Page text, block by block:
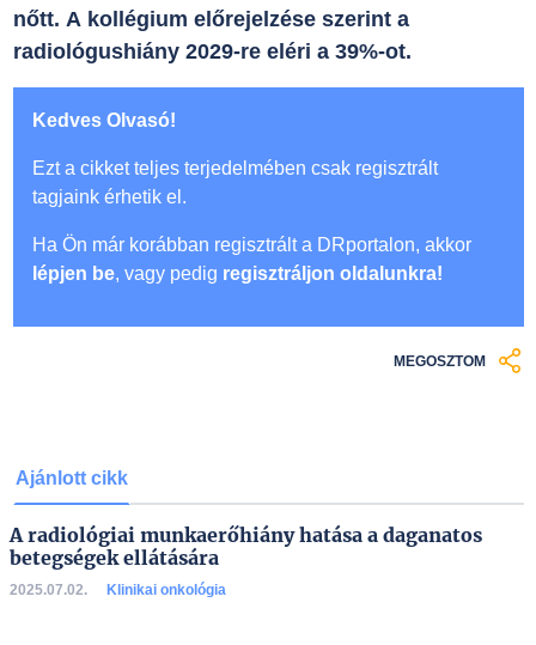
nőtt. A kollégium előrejelzése szerint a
radiológushiány 2029-re eléri a 39%-ot.
Kedves Olvasó!
Ezt a cikket teljes terjedelmében csak regisztrált
tagjaink érhetik el.
Ha Ön már korábban regisztrált a DRportalon, akkor
lépjen be, vagy pedig regisztráljon oldalunkra!
MEGOSZTOM
Ajánlott cikk
A radiológiai munkaerőhiány hatása a daganatos
betegségek ellátására
2025.07.02. Klinikai onkológia